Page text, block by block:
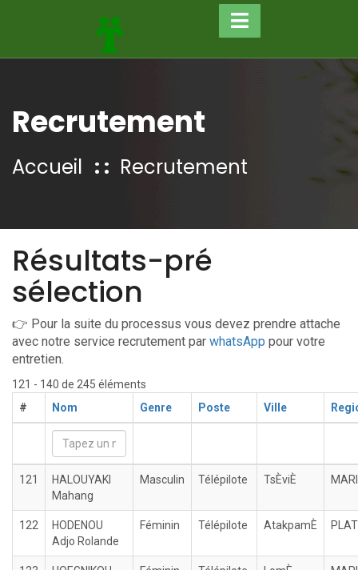
Recrutement
Accueil Recrutement
Résultats-pré
sélection
👉 Pour la suite du processus vous devez prendre attache
avec notre service recrutement par whatsApp pour votre
entretien.
121 - 140 de 245 éléments
#
Nom Genre Poste Ville
121
HALOUYAKI
Mahang
Masculin Télépilote TsÈviÈ
122
HODENOU
Adjo Rolande
Féminin Télépilote AtakpamÈ